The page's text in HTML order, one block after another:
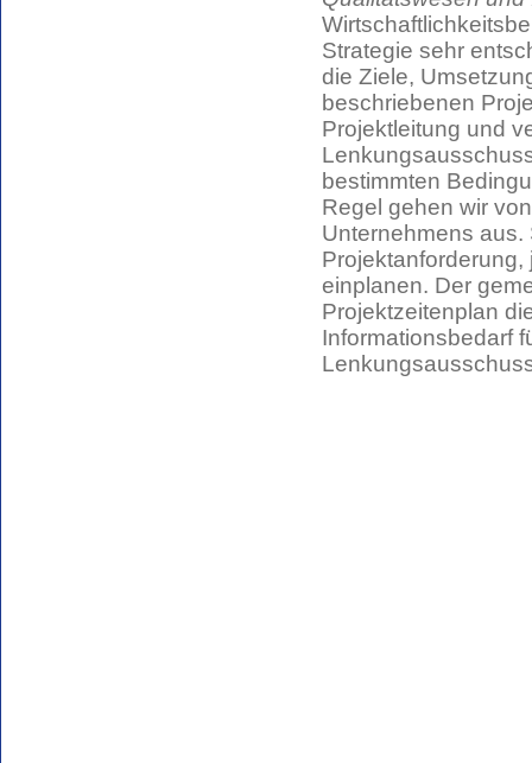
Strategie sehr
die Ziele,
beschriebenen
Projektleitung und
bestimmten
Regel gehen wir
Unternehmens
Projektanforderung,
einplanen. Der
Projektzeitenplan
Informationsbedarf